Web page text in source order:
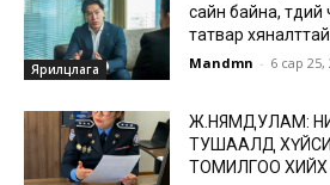
Ярилцлага
сайн байна, төдий
татвар
Mandmn - 6 сар 25,
Ж.НЯМДУЛАМ:
ТУШААЛД
ТОМИЛГОО ХИЙХ